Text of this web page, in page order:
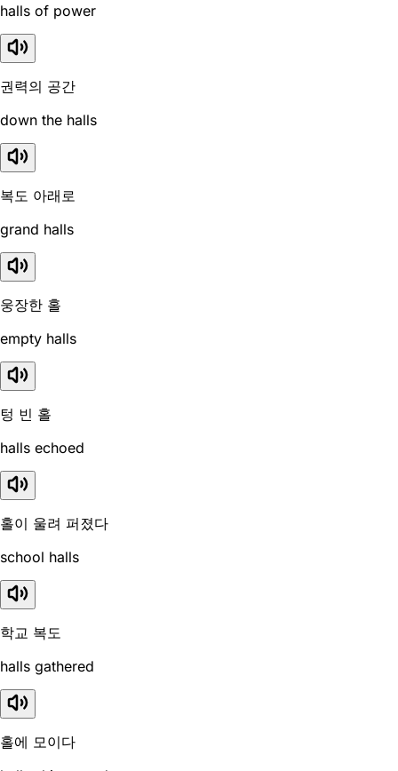
halls of power
권력의 공간
down the halls
복도 아래로
grand halls
웅장한 홀
empty halls
텅 빈 홀
halls echoed
홀이 울려 퍼졌다
school halls
학교 복도
halls gathered
홀에 모이다